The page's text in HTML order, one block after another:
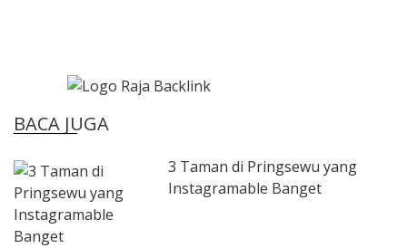
BACA JUGA
3 Taman di Pringsewu yang
Instagramable Banget